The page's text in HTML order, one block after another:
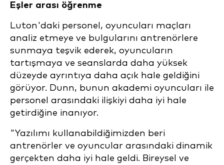
Eşler arası öğrenme
Luton'daki personel, oyuncuları maçları
analiz etmeye ve bulgularını antrenörlere
sunmaya teşvik ederek, oyuncuların
tartışmaya ve seanslarda daha yüksek
düzeyde ayrıntıya daha açık hale geldiğini
görüyor. Dunn, bunun akademi oyuncuları ile
personel arasındaki ilişkiyi daha iyi hale
getirdiğine inanıyor.
"Yazılımı kullanabildiğimizden beri
antrenörler ve oyuncular arasındaki dinamik
gerçekten daha iyi hale geldi. Bireysel ve